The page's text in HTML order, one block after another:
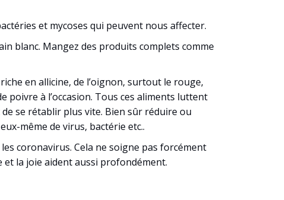
et mycoses qui peuvent nous affecter.
blanc. Mangez des produits complets comme
en allicine, de l’oignon, surtout le rouge,
poivre à l’occasion. Tous ces aliments luttent
se rétablir plus vite. Bien sûr réduire ou
même de virus, bactérie etc..
coronavirus. Cela ne soigne pas forcément
la joie aident aussi profondément.